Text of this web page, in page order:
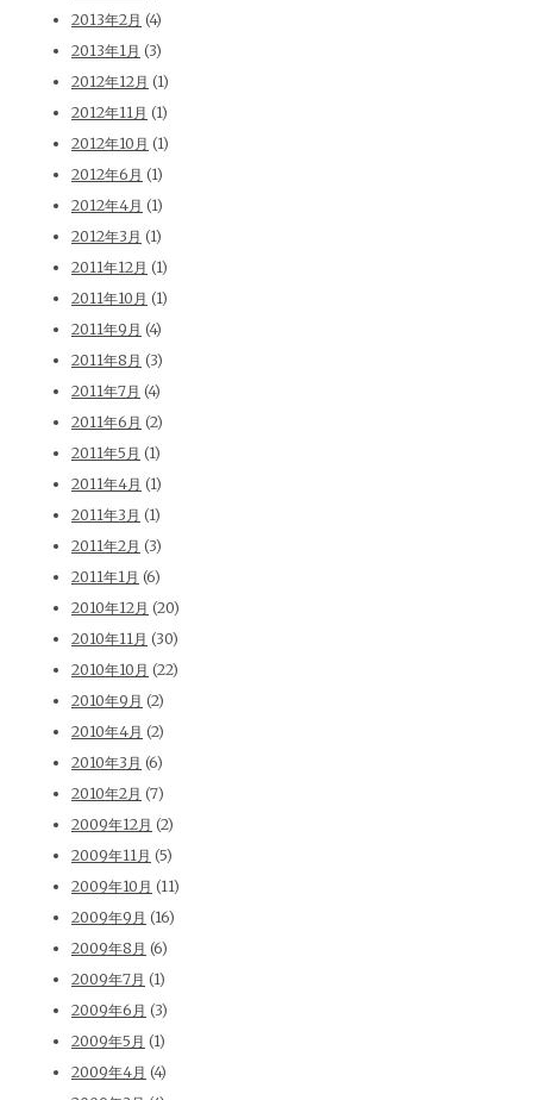
2013年2月 (4)
2013年1月 (3)
2012年12月 (1)
2012年11月 (1)
2012年10月 (1)
2012年6月 (1)
2012年4月 (1)
2012年3月 (1)
2011年12月 (1)
2011年10月 (1)
2011年9月 (4)
2011年8月 (3)
2011年7月 (4)
2011年6月 (2)
2011年5月 (1)
2011年4月 (1)
2011年3月 (1)
2011年2月 (3)
2011年1月 (6)
2010年12月 (20)
2010年11月 (30)
2010年10月 (22)
2010年9月 (2)
2010年4月 (2)
2010年3月 (6)
2010年2月 (7)
2009年12月 (2)
2009年11月 (5)
2009年10月 (11)
2009年9月 (16)
2009年8月 (6)
2009年7月 (1)
2009年6月 (3)
2009年5月 (1)
2009年4月 (4)